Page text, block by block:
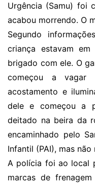
Urgência (Samu) foi
acabou morrendo. O
Segundo
criança estavam
brigado com ele. O
começou a vagar
acostamento e
dele e começou a
deitado na beira da
encaminhado pelo
Infantil (PAI), mas
A polícia foi ao local
marcas de